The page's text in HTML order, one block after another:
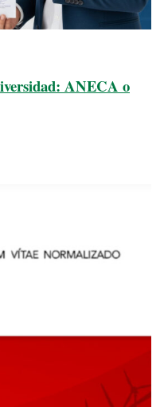
ANECA o